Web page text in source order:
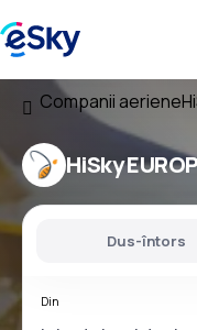
Companii aeriene
HiSky
Dus-întors
Din